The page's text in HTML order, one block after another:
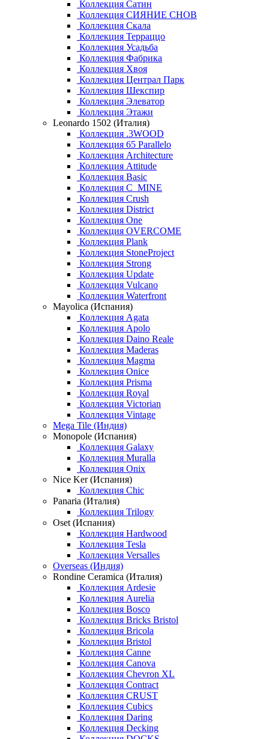
Коллекция Сатин
Коллекция СИЯНИЕ СНОВ
Коллекция Скала
Коллекция Терраццо
Коллекция Усадьба
Коллекция Фабрика
Коллекция Хвоя
Коллекция Централ Парк
Коллекция Шекспир
Коллекция Элеватор
Коллекция Этажи
Leonardo 1502 (Италия)
Коллекция .3WOOD
Коллекция 65 Parallelo
Коллекция Architecture
Коллекция Attitude
Коллекция Basic
Коллекция C_MINE
Коллекция Crush
Коллекция District
Коллекция One
Коллекция OVERCOME
Коллекция Plank
Коллекция StoneProject
Коллекция Strong
Коллекция Update
Коллекция Vulcano
Коллекция Waterfront
Mayolica (Испания)
Коллекция Agata
Коллекция Apolo
Коллекция Daino Reale
Коллекция Maderas
Коллекция Magma
Коллекция Onice
Коллекция Prisma
Коллекция Royal
Коллекция Victorian
Коллекция Vintage
Mega Tile (Индия)
Monopole (Испания)
Коллекция Galaxy
Коллекция Muralla
Коллекция Onix
Nice Ker (Испания)
Коллекция Chic
Panaria (Италия)
Коллекция Trilogy
Oset (Испания)
Коллекция Hardwood
Коллекция Tesla
Коллекция Versalles
Overseas (Индия)
Rondine Ceramica (Италия)
Коллекция Ardesie
Коллекция Aurelia
Коллекция Bosco
Коллекция Bricks Bristol
Коллекция Bricola
Коллекция Bristol
Коллекция Canne
Коллекция Canova
Коллекция Chevron XL
Коллекция Contract
Коллекция CRUST
Коллекция Cubics
Коллекция Daring
Коллекция Decking